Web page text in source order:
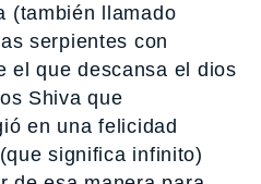
(también llamado
serpientes con
el que descansa el dios
Shiva que
en una felicidad
significa infinito)